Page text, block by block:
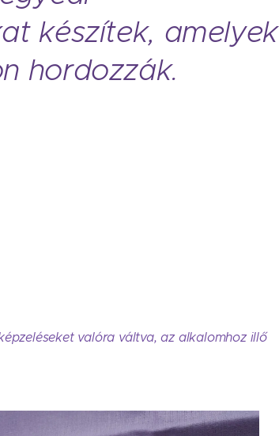
készítek, amelyek
hordozzák.
valóra váltva, az alkalomhoz illő